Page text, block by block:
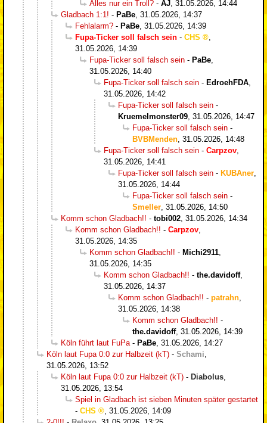
Alles nur ein Troll? - AJ, 31.05.2026, 14:44
Gladbach 1:1! - PaBe, 31.05.2026, 14:37
Fehlalarm? - PaBe, 31.05.2026, 14:39
Fupa-Ticker soll falsch sein - CHS
,
31.05.2026, 14:39
Fupa-Ticker soll falsch sein - PaBe,
31.05.2026, 14:40
Fupa-Ticker soll falsch sein - EdroehFDA,
31.05.2026, 14:42
Fupa-Ticker soll falsch sein -
Kruemelmonster09, 31.05.2026, 14:47
Fupa-Ticker soll falsch sein -
BVBMenden, 31.05.2026, 14:48
Fupa-Ticker soll falsch sein - Carpzov,
31.05.2026, 14:41
Fupa-Ticker soll falsch sein - KUBAner,
31.05.2026, 14:44
Fupa-Ticker soll falsch sein -
Smeller, 31.05.2026, 14:50
Komm schon Gladbach!! - tobi002, 31.05.2026, 14:34
Komm schon Gladbach!! - Carpzov,
31.05.2026, 14:35
Komm schon Gladbach!! - Michi2911,
31.05.2026, 14:35
Komm schon Gladbach!! - the.davidoff,
31.05.2026, 14:37
Komm schon Gladbach!! - patrahn,
31.05.2026, 14:38
Komm schon Gladbach!! -
the.davidoff, 31.05.2026, 14:39
Köln führt laut FuPa- PaBe, 31.05.2026, 14:27
Köln laut Fupa 0:0 zur Halbzeit (kT) - Schami,
31.05.2026, 13:52
Köln laut Fupa 0:0 zur Halbzeit (kT) - Diabolus,
31.05.2026, 13:54
Spiel in Gladbach ist sieben Minuten später gestartet
- CHS , 31.05.2026, 14:09